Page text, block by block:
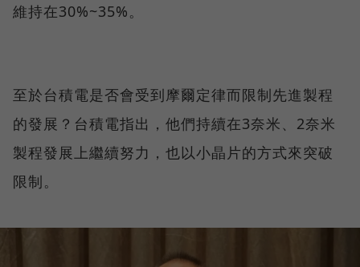
維持在30%~35%。
至於台積電是否會受到摩爾定律而限制先進製程
的發展？台積電指出，他們持續在3奈米、2奈米
製程發展上繼續努力，也以小晶片的方式來突破
限制。